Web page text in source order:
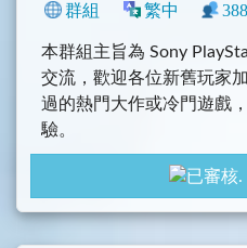
群組 繁中 388
本群組主旨為 Sony
交流，歡迎各位新舊玩家
過的熱門大作或冷門遊戲
驗。